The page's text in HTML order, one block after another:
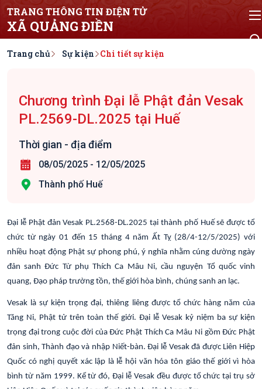
TRANG THÔNG TIN ĐIỆN TỬ
XÃ QUẢNG ĐIỀN
Trang chủ Sự kiện Chi tiết sự kiện
Chương trình Đại lễ Phật đản Vesak
PL.2569-DL.2025 tại Huế
Thời gian - địa điểm
08/05/2025 - 12/05/2025
Thành phố Huế
Đại lễ Phật đản Vesak PL.2568-DL.2025 tại thành phố Huế sẽ được tổ
chức từ ngày 01 đến 15 tháng 4 năm Ất Tỵ (28/4-12/5/2025) với
nhiều hoạt động Phật sự phong phú, ý nghĩa nhằm cúng dường ngày
đản sanh Đức Từ phụ Thích Ca Mâu Ni, cầu nguyện Tổ quốc vinh
quang, Đạo pháp trường tồn, thế giới hòa bình, chúng sanh an lạc.
Vesak là sự kiện trọng đại, thiêng liêng được tổ chức hàng năm của
Tăng Ni, Phật tử trên toàn thế giới. Đại lễ Vesak kỷ niệm ba sự kiện
trọng đại trong cuộc đời của Đức Phật Thích Ca Mâu Ni gồm Đức Phật
đản sinh, Thành đạo và nhập Niết-bàn. Đại lễ Vesak đã được Liên Hiệp
Quốc có nghị quyết xác lập là lễ hội văn hóa tôn giáo thế giới vì hòa
bình từ năm 1999. Kể từ đó, Đại lễ Vesak đều được tổ chức tại trụ sở